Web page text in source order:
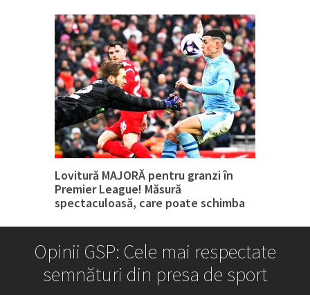
Lovitură MAJORĂ pentru granzi în
Premier League! Măsură
spectaculoasă, care poate schimba
Opinii GSP: Cele mai respectate
semnături din presa de sport